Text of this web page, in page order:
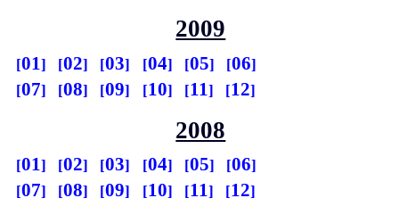
2009
01 02 03 04 05
06
07
08 09 10 11 12
2008
01 02 03 04 05
06
07
08 09 10 11 12